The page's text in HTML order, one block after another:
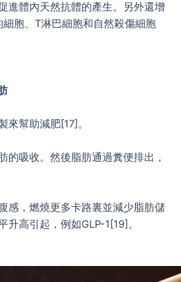
進體內天然抗體的產生。另外還增
胞、T淋巴細胞和自然殺傷細胞
來幫助減肥[17]。
的吸收。然後脂肪通過糞便排出，
感，燃燒更多卡路裏並減少脂肪儲
高引起，例如GLP-1[19]。